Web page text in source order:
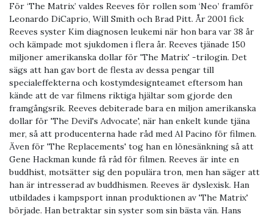
För ‘The Matrix’ valdes Reeves för rollen som ‘Neo’ framför
Leonardo DiCaprio, Will Smith och Brad Pitt. År 2001 fick
Reeves syster Kim diagnosen leukemi när hon bara var 38 år
och kämpade mot sjukdomen i flera år. Reeves tjänade 150
miljoner amerikanska dollar för 'The Matrix' -trilogin. Det
sägs att han gav bort de flesta av dessa pengar till
specialeffekterna och kostymdesignteamet eftersom han
kände att de var filmens riktiga hjältar som gjorde den
framgångsrik. Reeves debiterade bara en miljon amerikanska
dollar för 'The Devil's Advocate', när han enkelt kunde tjäna
mer, så att producenterna hade råd med Al Pacino för filmen.
Även för 'The Replacements' tog han en lönesänkning så att
Gene Hackman kunde få råd för filmen. Reeves är inte en
buddhist, motsätter sig den populära tron, men han säger att
han är intresserad av buddhismen. Reeves är dyslexisk. Han
utbildades i kampsport innan produktionen av 'The Matrix'
började. Han betraktar sin syster som sin bästa vän. Hans